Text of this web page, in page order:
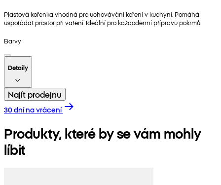
Plastová kořenka vhodná pro uchovávání koření v kuchyni. Pomáhá
uspořádat prostor při vaření. Ideální pro každodenní přípravu pokrmů.
Barvy
Detaily
Najít prodejnu
30 dní na vrácení
Produkty, které by se vám mohly
líbit